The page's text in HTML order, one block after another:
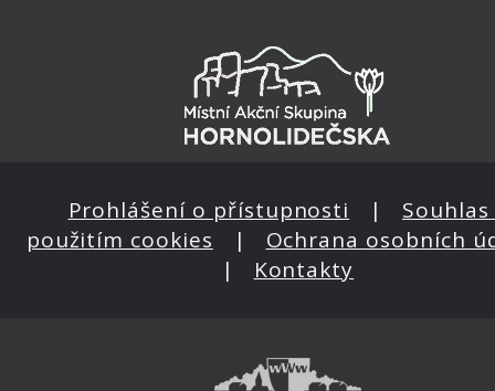
Prohlášení o přístupnosti | Souhlas
použitím cookies | Ochrana osobních
| Kontakty